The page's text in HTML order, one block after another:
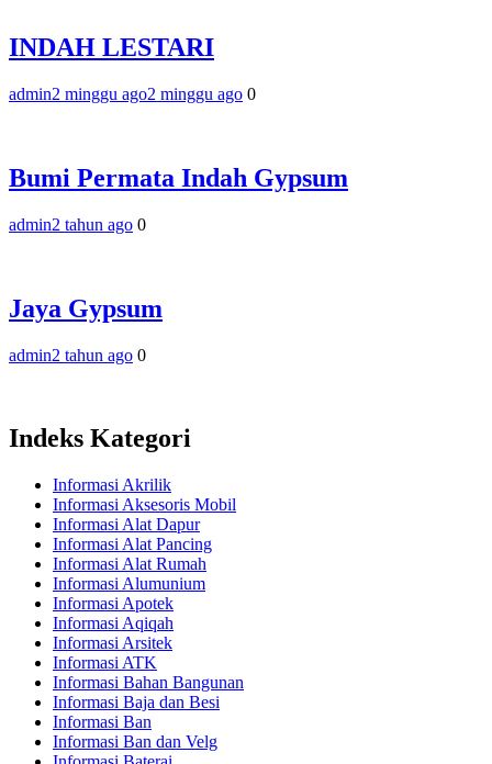
INDAH LESTARI
admin2 minggu ago2 minggu ago 0
Bumi Permata Indah Gypsum
admin2 tahun ago 0
Jaya Gypsum
admin2 tahun ago 0
Indeks Kategori
Informasi Akrilik
Informasi Aksesoris Mobil
Informasi Alat Dapur
Informasi Alat Pancing
Informasi Alat Rumah
Informasi Alumunium
Informasi Apotek
Informasi Aqiqah
Informasi Arsitek
Informasi ATK
Informasi Bahan Bangunan
Informasi Baja dan Besi
Informasi Ban
Informasi Ban dan Velg